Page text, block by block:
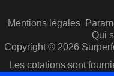
Mentions légales
Qui
Copyright © 2026
Les cotations sont